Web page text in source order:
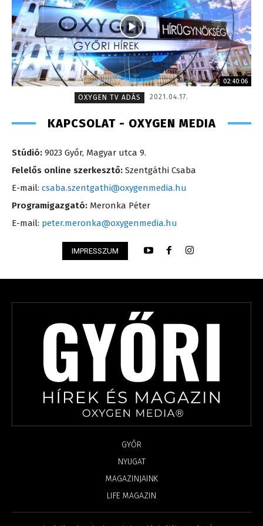
02:40:06
OXYGEN TV ADÁS
2021.04.17.
KAPCSOLAT - OXYGEN MEDIA
Stúdió: 9023 Győr, Magyar utca 9.
Felelős online szerkesztő: Szentgáthi Csaba
E-mail: csaba.szentgathi@oxygenmedia.hu
Programigazgató: Meronka Péter
E-mail: peter.meronka@oxygenmedia.hu
IMPRESSZUM
GYŐR
NYUGAT
MAGAZINJAINK
LIFE MAGAZIN